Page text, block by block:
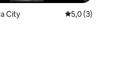
рецензии
City Просечна оцена:
5,0 (3)